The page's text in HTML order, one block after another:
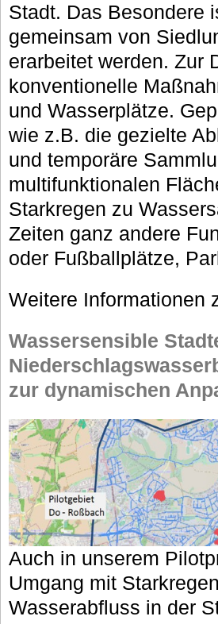
Stadt. Das Besondere
gemeinsam von
erarbeitet werden. Zur
konventionelle
und Wasserplätze.
wie z.B. die gezielte
und temporäre
multifunktionalen
Starkregen zu
Zeiten ganz andere
oder Fußballplätze,
Weitere Informationen
Wassersensible
zur dynamischen
Auch in unserem
Umgang mit
Wasserabfluss in der